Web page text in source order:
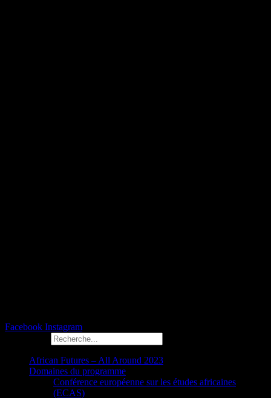
Facebook Instagram
African Futures – All Around 2023
Domaines du programme
Conférence européenne sur les études africaines
(ECAS)